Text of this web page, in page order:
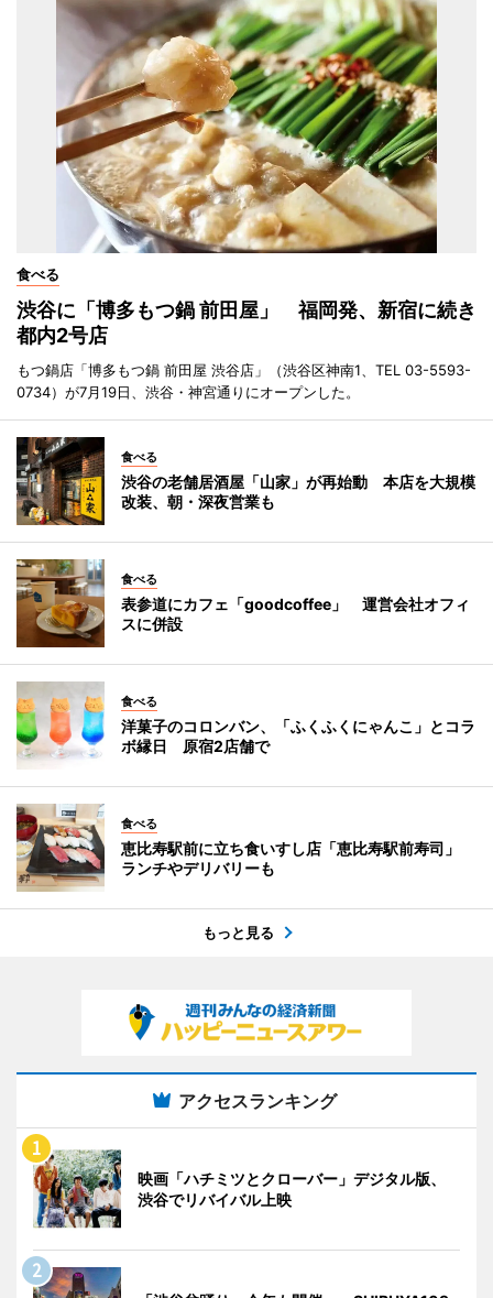
食べる
渋谷に「博多もつ鍋 前田屋」 福岡発、新宿に続き
都内2号店
もつ鍋店「博多もつ鍋 前田屋 渋谷店」（渋谷区神南1、TEL 03-5593-
0734）が7月19日、渋谷・神宮通りにオープンした。
食べる
渋谷の老舗居酒屋「山家」が再始動 本店を大規模
改装、朝・深夜営業も
食べる
表参道にカフェ「goodcoffee」 運営会社オフィ
スに併設
食べる
洋菓子のコロンバン、「ふくふくにゃんこ」とコラ
ボ縁日 原宿2店舗で
食べる
恵比寿駅前に立ち食いすし店「恵比寿駅前寿司」
ランチやデリバリーも
もっと見る
アクセスランキング
映画「ハチミツとクローバー」デジタル版、
渋谷でリバイバル上映